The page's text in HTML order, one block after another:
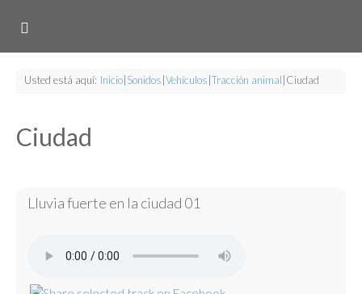
Usted está aquí: Inicio Sonidos Vehículos Tracción animal Ciudad
Ciudad
Lluvia fuerte en la ciudad 01